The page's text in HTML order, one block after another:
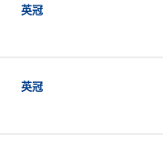
英冠
英冠